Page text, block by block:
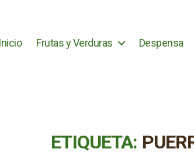
Frutas y Verduras Despensa
ETIQUETA: